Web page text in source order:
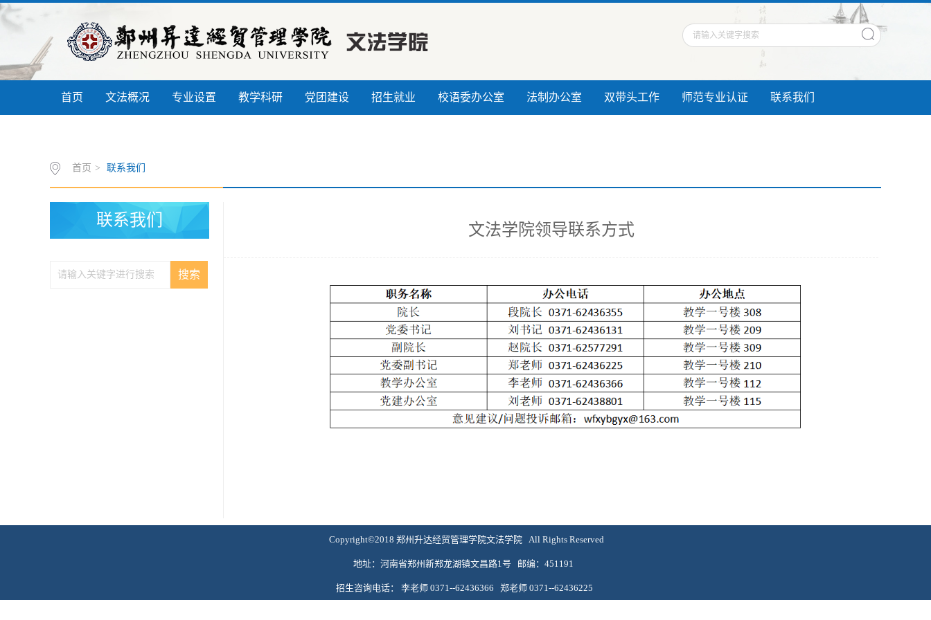
首页 文法概况 专业设置 教学科研 党团建设 招生就业 校语委办公室 法制办公室 双带头工作 师范专业认证 联系我们
首页 > 联系我们
联系我们
文法学院领导联系方式
Copyright©2018 郑州升达经贸管理学院文法学院 All Rights Reserved
地址：河南省郑州新郑龙湖镇文昌路1号 邮编：451191
招生咨询电话： 李老师 0371--62436366 郑老师 0371--62436225